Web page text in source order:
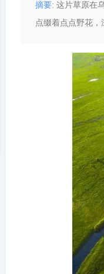
摘要: 这片草原在
点缀着点点野花